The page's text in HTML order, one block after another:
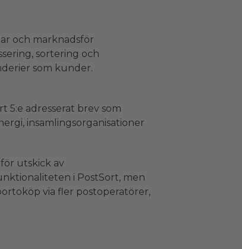
och marknadsför
sortering och
som kunder.
5:e adresserat brev som
insamlingsorganisationer
utskick av
i PostSort, men
via fler postoperatörer,